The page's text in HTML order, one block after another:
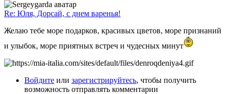
Re: Юля, Дорсай, с днем варенья!
Желаю тебе море подарков, красивых цветов, море признаний
и улыбок, море приятных встреч и чудесных минут
Войдите или зарегистрируйтесь, чтобы получить
возможность отправлять комментарии